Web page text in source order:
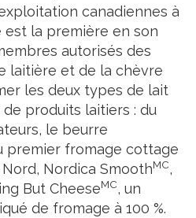
canadiennes à
est la première en son
autorisés des
laitière et de la chèvre
les deux types de lait
produits laitiers : du
le beurre
premier fromage cottage
Nordica SmoothMC,
But CheeseMC, un
de fromage à 100 %.